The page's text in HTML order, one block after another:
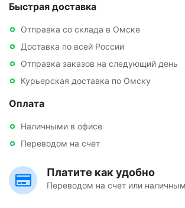
Быстрая доставка
Отправка со склада в Омске
Доставка по всей России
Отправка заказов на следующий день
Курьерская доставка по Омску
Оплата
Наличными в офисе
Переводом на счет
Платите как удобно
Переводом на счет или